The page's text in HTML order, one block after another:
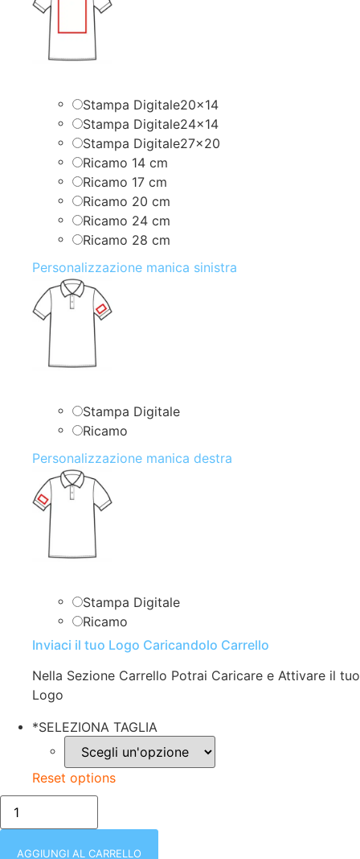
Stampa Digitale20x14
Stampa Digitale24x14
Stampa Digitale27x20
Ricamo 14 cm
Ricamo 17 cm
Ricamo 20 cm
Ricamo 24 cm
Ricamo 28 cm
Personalizzazione manica sinistra
Stampa Digitale
Ricamo
Personalizzazione manica destra
Stampa Digitale
Ricamo
Inviaci il tuo Logo Caricandolo Carrello
Nella Sezione Carrello Potrai Caricare e Attivare il tuo
Logo
*SELEZIONA TAGLIA
Reset options
blu/POLO
UNISEX
(UOMO|DONNA)
MEZZA
AGGIUNGI AL CARRELLO